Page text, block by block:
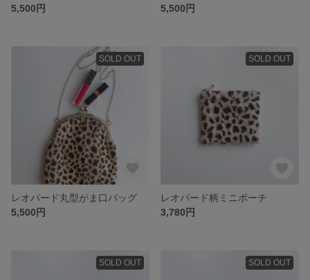
5,500円
5,500円
SOLD OUT
レオパード丸型がま口バッグ
5,500円
SOLD OUT
レオパード柄ミニポーチ
3,780円
SOLD OUT SOLD OUT